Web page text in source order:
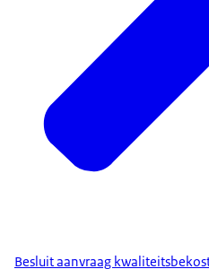
Besluit aanvraag